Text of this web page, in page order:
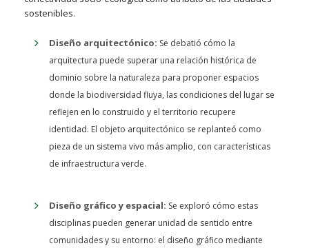
sostenibles.
Diseño arquitectónico: Se debatió cómo la
arquitectura puede superar una relación histórica de
dominio sobre la naturaleza para proponer espacios
donde la biodiversidad fluya, las condiciones del lugar se
reflejen en lo construido y el territorio recupere
identidad. El objeto arquitectónico se replanteó como
pieza de un sistema vivo más amplio, con características
de infraestructura verde.
Diseño gráfico y espacial: Se exploró cómo estas
disciplinas pueden generar unidad de sentido entre
comunidades y su entorno: el diseño gráfico mediante